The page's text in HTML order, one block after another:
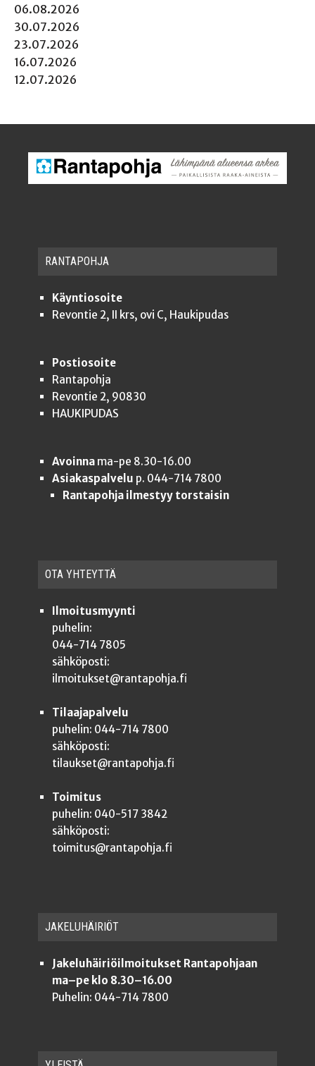
06.08.2026
30.07.2026
23.07.2026
16.07.2026
12.07.2026
RAN­TA­POH­JA
Käyntiosoite
Revontie 2, II krs, ovi C, Haukipudas
Postiosoite
Rantapohja
Revontie 2, 90830
HAUKIPUDAS
Avoinnama-pe 8.30-16.00
Asiakaspalvelu p. 044-714 7800
Rantapohja ilmestyy torstaisin
OTA YHTEYT­TÄ
Ilmoitusmyynti
puhelin:
044-714 7805
sähköposti:
ilmoitukset@rantapohja.fi
Tilaajapalvelu
puhelin: 044-714 7800
sähköposti:
tilaukset@rantapohja.fi
Toimitus
puhelin: 040-517 3842
sähköposti:
toimitus@rantapohja.fi
JAKE­LU­HÄI­RIÖT
Jakeluhäiriöilmoitukset Rantapohjaan
ma–pe klo 8.30–16.00
Puhelin: 044-714 7800